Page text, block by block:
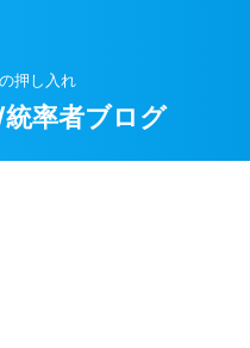
押し入れ
率者ブログ